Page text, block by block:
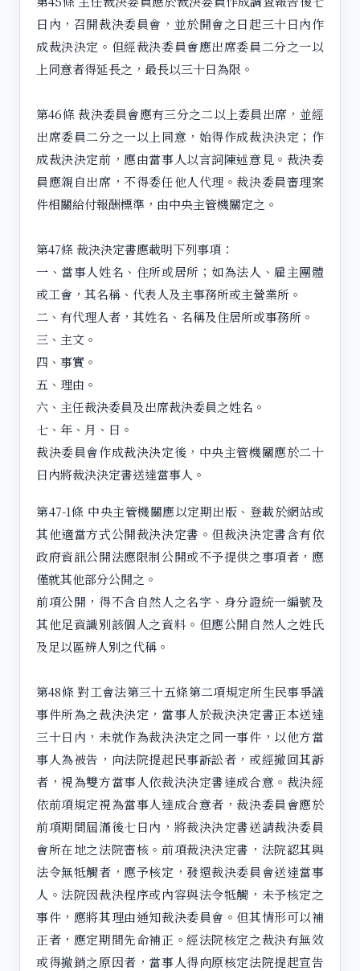
日內，召開裁決委員會，並於開會之日起三十日內作
成裁決決定。但經裁決委員會應出席委員二分之一以
上同意者得延長之，最長以三十日為限。
第46條 裁決委員會應有三分之二以上委員出席，並經
出席委員二分之一以上同意，始得作成裁決決定；作
成裁決決定前，應由當事人以言詞陳述意見。裁決委
員應親自出席，不得委任他人代理。裁決委員審理案
件相關給付報酬標準，由中央主管機關定之。
第47條 裁決決定書應載明下列事項：
一、當事人姓名、住所或居所；如為法人、雇主團體
或工會，其名稱、代表人及主事務所或主營業所。
二、有代理人者，其姓名、名稱及住居所或事務所。
三、主文。
四、事實。
五、理由。
六、主任裁決委員及出席裁決委員之姓名。
七、年、月、日。
裁決委員會作成裁決決定後，中央主管機關應於二十
日內將裁決決定書送達當事人。
第47-1條 中央主管機關應以定期出版、登載於網站或
其他適當方式公開裁決決定書。但裁決決定書含有依
政府資訊公開法應限制公開或不予提供之事項者，應
僅就其他部分公開之。
前項公開，得不含自然人之名字、身分證統一編號及
其他足資識別該個人之資料。但應公開自然人之姓氏
及足以區辨人別之代稱。
第48條 對工會法第三十五條第二項規定所生民事爭議
事件所為之裁決決定，當事人於裁決決定書正本送達
三十日內，未就作為裁決決定之同一事件，以他方當
事人為被告，向法院提起民事訴訟者，或經撤回其訴
者，視為雙方當事人依裁決決定書達成合意。裁決經
依前項規定視為當事人達成合意者，裁決委員會應於
前項期間屆滿後七日內，將裁決決定書送請裁決委員
會所在地之法院審核。前項裁決決定書，法院認其與
法令無牴觸者，應予核定，發還裁決委員會送達當事
人。法院因裁決程序或內容與法令牴觸，未予核定之
事件，應將其理由通知裁決委員會。但其情形可以補
正者，應定期間先命補正。經法院核定之裁決有無效
或得撤銷之原因者，當事人得向原核定法院提起宣告